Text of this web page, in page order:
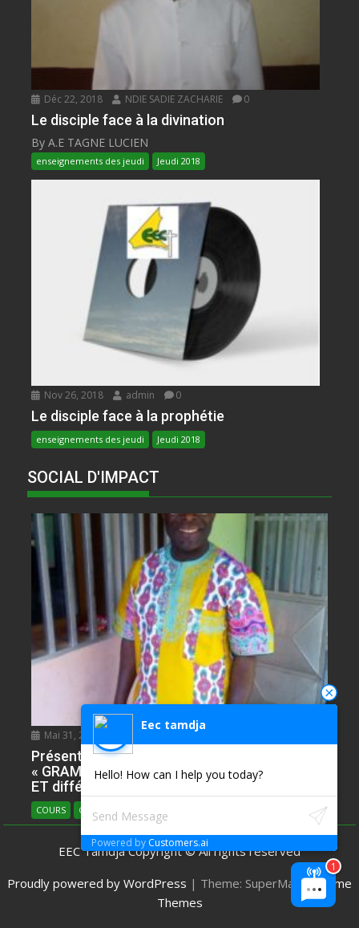
Déc 22, 2018 NDIE SADIE ZACHARIE 0
Le disciple face à la divination
By A.E TAGNE LUCIEN
enseignements des jeudi Jeudi 2018
Nov 26, 2018 admin 0
Le disciple face à la prophétie
enseignements des jeudi Jeudi 2018
SOCIAL D'IMPACT
Mai 31, 2020 NDIE SADIE ZACHARIE
Présentation de l’Epreuve d’Anglais. Partie
« GRAMMAR » avec plusieur ILLUSTRATIONS
ET différents types
COURS COURS D'ANGLAIS
EEC Tamdja Copyright © All rights reserved
Proudly powered by WordPress | Theme: SuperMag byAcme
Themes
Eec tamdja
Hello! How can I help you today?
Powered by Customers.ai